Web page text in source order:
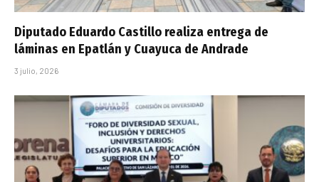
Diputado Eduardo Castillo realiza entrega de
láminas en Epatlán y Cuayuca de Andrade
3 julio, 2026